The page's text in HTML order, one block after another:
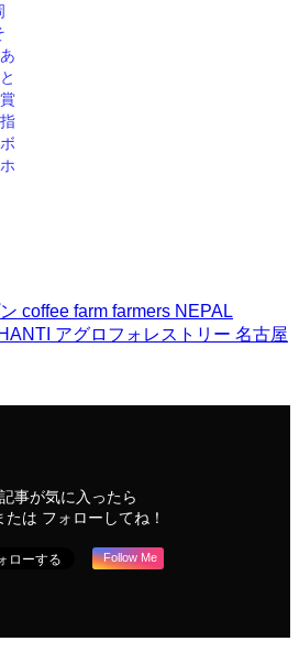
coffee farm farmers NEPAL
アグロフォレストリー 名古屋
事が気に入ったら
たは フォローしてね！
Follow Me